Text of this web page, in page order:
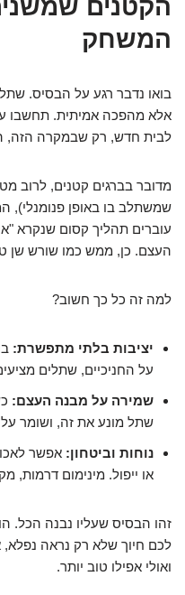
הקטנים
המשחק
בואו נדבר רגע על הבסיס.
אלא מהפכה אמיתית. תחשבו
לבית חדש, רק שבמקרה הזה,
מדובר בברגים קטנים, לרוב
שמשתלב בו באופן
עוברים תהליך קסום שנקרא
העצם. כן, ממש כמו שורש שן
למה זה כל כך חשוב?
יציבות בלתי מתפשרת:
על החניכיים, שתלים
שמירה על מבנה העצם:
שתל מונע את זה, ושומר
נוחות וביטחון: אפשר
או ייפול. מינימום דרמות,
זהו הבסיס שעליו נבנה הכל.
לכם חיוך שלא רק נראה
ואולי אפילו טוב יותר.